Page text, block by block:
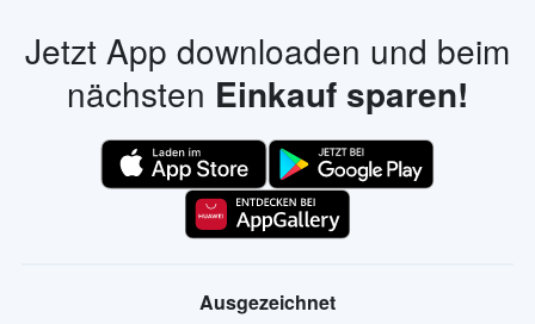
Jetzt App downloaden und beim
nächsten Einkauf sparen!
Ausgezeichnet